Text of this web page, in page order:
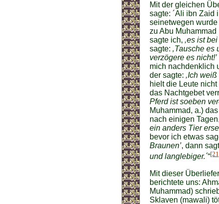
Mit der gleichen
sagte: ´Ali ibn Zaid
seinetwegen
zu Abu
sagte ich, ‚es ist
sagte: ‚Tausche es
verzögere es nicht!’
mich nachdenklich
der sagte: ‚Ich
hielt die Leute
das Nachtgebet
Pferd ist soeben
Muhammad, a.)
nach einigen
ein anders Tier
bevor ich etwas
Braunen’, dann
und langlebiger.´“
Mit dieser
berichtete uns:
Muhammad)
Sklaven (mawali)